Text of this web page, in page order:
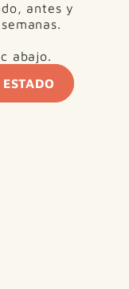
antes y
abajo.